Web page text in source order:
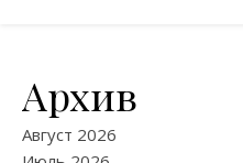
Архив
Август 2026